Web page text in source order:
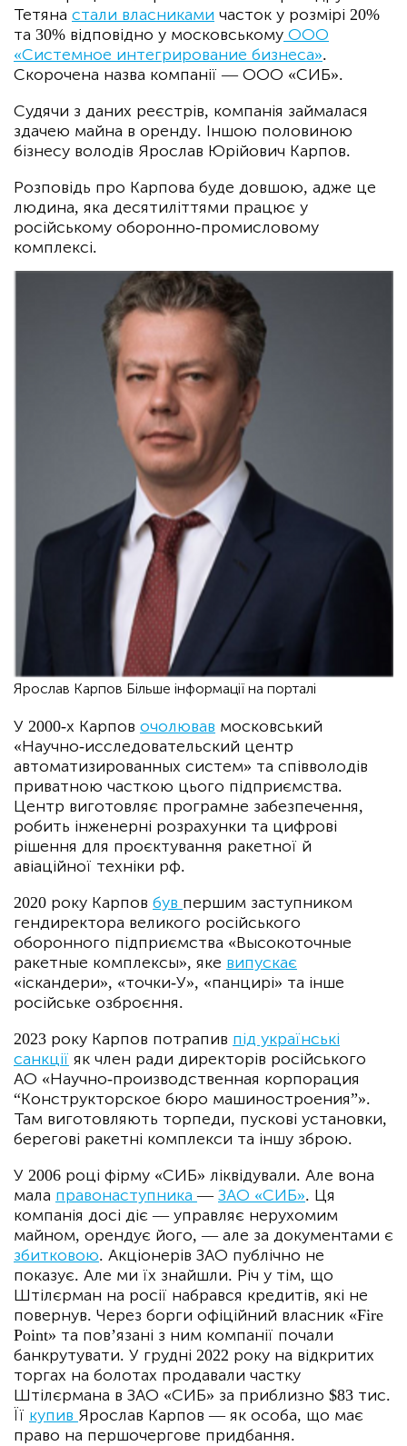
Тетяна стали власниками часток у розмірі 20%
та 30% відповідно у московському ООО
«Системное интегрирование бизнеса».
Скорочена назва компанії — ООО «СИБ».
Судячи з даних реєстрів, компанія займалася
здачею майна в оренду. Іншою половиною
бізнесу володів Ярослав Юрійович Карпов.
Розповідь про Карпова буде довшою, адже це
людина, яка десятиліттями працює у
російському оборонно-промисловому
комплексі.
Ярослав Карпов Більше інформації на порталі
У 2000-х Карпов очолював московський
«Научно-исследовательский центр
автоматизированных систем» та співволодів
приватною часткою цього підприємства.
Центр виготовляє програмне забезпечення,
робить інженерні розрахунки та цифрові
рішення для проєктування ракетної й
авіаційної техніки рф.
2020 року Карпов був першим заступником
гендиректора великого російського
оборонного підприємства «Высокоточные
ракетные комплексы», яке випускає
«іскандери», «точки-У», «панцирі» та інше
російське озброєння.
2023 року Карпов потрапив під українські
санкції як член ради директорів російського
АО «Научно-производственная корпорация
“Конструкторское бюро машиностроения”».
Там виготовляють торпеди, пускові установки,
берегові ракетні комплекси та іншу зброю.
У 2006 році фірму «СИБ» ліквідували. Але вона
мала правонаступника—ЗАО «СИБ». Ця
компанія досі діє — управляє нерухомим
майном, орендує його, — але за документами є
збитковою. Акціонерів ЗАО публічно не
показує. Але ми їх знайшли. Річ у тім, що
Штілєрман на росії набрався кредитів, які не
повернув. Через борги офіційний власник «Fire
Point» та пов’язані з ним компанії почали
банкрутувати. У грудні 2022 року на відкритих
торгах на болотах продавали частку
Штілєрмана в ЗАО «СИБ» за приблизно $83 тис.
Її купив Ярослав Карпов — як особа, що має
право на першочергове придбання.